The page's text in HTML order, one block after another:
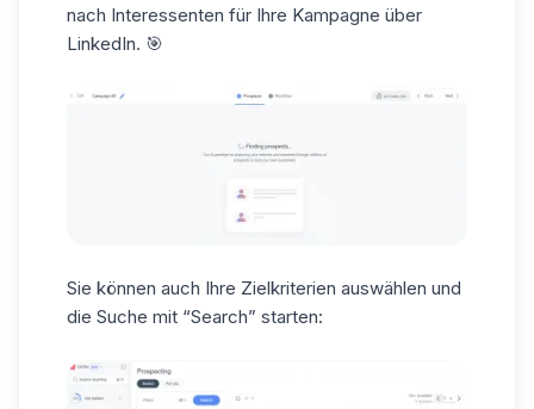
nach Interessenten für Ihre Kampagne über
LinkedIn. 🎯
Sie können auch Ihre Zielkriterien auswählen und
die Suche mit “Search” starten: